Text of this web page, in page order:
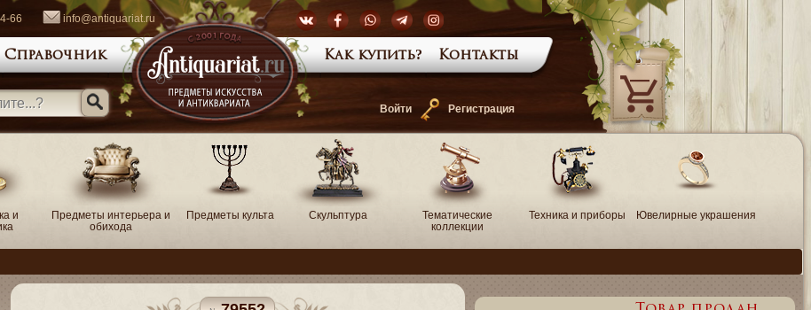
66 info@antiquariat.ru
Войти Регистрация
Справочник Как купить? Контакты
—
и
Предметы интерьера и
обихода
Предметы культа Скульптура
Тематические
коллекции
Техника и приборы Ювелирные украшения